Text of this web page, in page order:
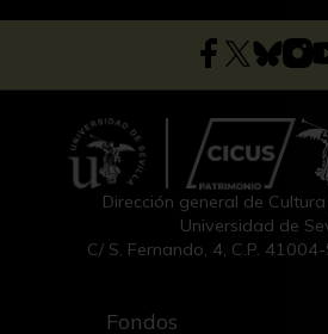
Dirección general de
Universidad de
C/ S. Fernando, 4, C.P.
Fondos